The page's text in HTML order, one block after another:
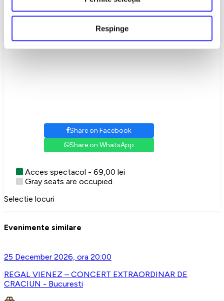
Respinge
Acces spectacol - 69,00 lei
Gray seats are occupied.
Teatrul Rosu - Str. Baratiei 31,Bucuresti
Str. Baratiei Nr.31
Share on Facebook
Share on WhatsApp
Acces spectacol - 69,00 lei
Gray seats are occupied.
Selectie locuri
Evenimente similare
25 December 2026, ora 20:00
REGAL VIENEZ – CONCERT EXTRAORDINAR DE
CRACIUN - Bucuresti